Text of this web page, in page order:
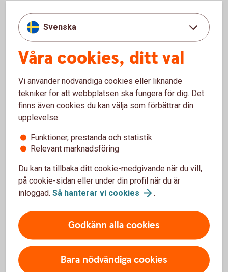
När du betalar resan med kortet får du den kompletterande
kortförsäkringen från Trygg Hansa
. Den kan ge extra
trygghet när du ska ut och resa. Fullständiga villkor hittar du
Behöver du spärra ditt kort?
Om du förlorar ditt kort eller upptäcker obehöriga
korttransaktioner ska du spärra kortet omedelbart. Du kan
internetbanken eller appen, dygnet runt. Du kan också ringa
till oss för att spärra kortet. Kreditkort spärras alltid via
telefon.
Spärra kort - Spärrservice bankkort och
Krånglar kortet på resan?
Svenska
Våra cookies, ditt val
Vi använder nödvändiga cookies eller liknande
tekniker för att webbplatsen ska fungera för dig. Det
finns även cookies du kan välja som förbättrar din
upplevelse:
Funktioner, prestanda och statistik
Relevant marknadsföring
Du kan ta tillbaka ditt cookie-medgivande när du vill,
på cookie-sidan eller under din profil när du är
inloggad. Så hanterar vi cookies .
Godkänn alla cookies
Bara nödvändiga cookies